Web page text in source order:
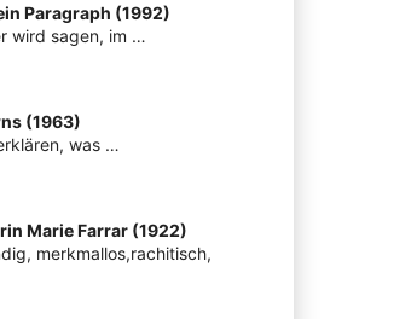
Paragraph (1992)
wird sagen, im …
(1963)
was …
Marie Farrar (1922)
merkmallos,rachitisch,